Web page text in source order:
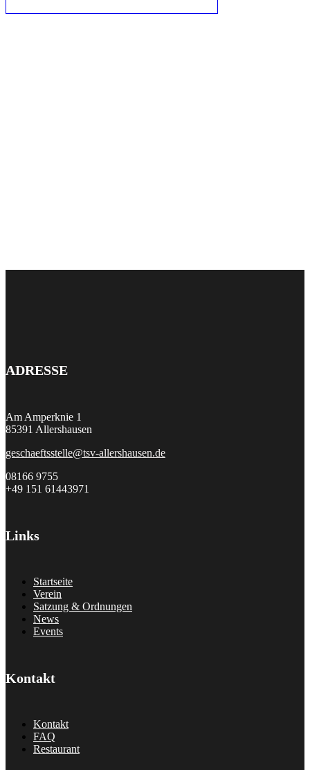
ADRESSE
Am Amperknie 1
85391 Allershausen
geschaeftsstelle@tsv-allershausen.de
08166 9755
+49 151 61443971
Links
Startseite
Verein
Satzung & Ordnungen
News
Events
Kontakt
Kontakt
FAQ
Restaurant